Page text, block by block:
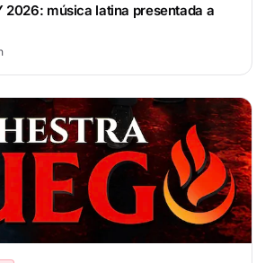
2026: música latina presentada a